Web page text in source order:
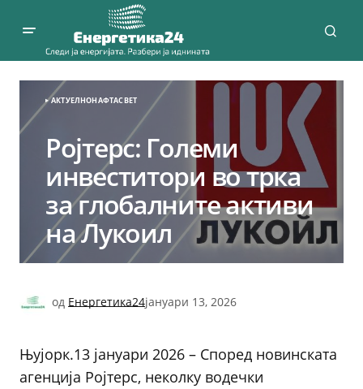
АКТУЕЛНОНАФТАСВЕТ
Ројтерс: Големи
инвеститори во трка
за глобалните активи
на Лукоил
од Енергетика24јануари 13, 2026
Њујорк.13 јануари 2026 – Според новинската
агенција Ројтерс, неколку водечки